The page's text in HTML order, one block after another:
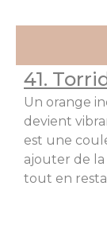
41.
Un orange
devient
est une
ajouter de la
tout en